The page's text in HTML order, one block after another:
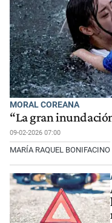
MORAL COREANA
“La gran
09-02-2026 07:00
MARÍA RAQUEL BONIFACINO